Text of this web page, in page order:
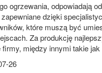
ogrzewania, odpowiadają
zapewniane dzięki
które muszą być
Za produkcję
między innymi takie
26